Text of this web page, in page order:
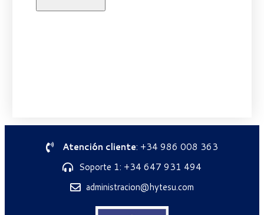
Atención cliente: +34 986 008 363
Soporte 1: +34 647 931 494
administracion@hytesu.com